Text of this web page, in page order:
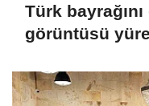
Türk
görüntüsü